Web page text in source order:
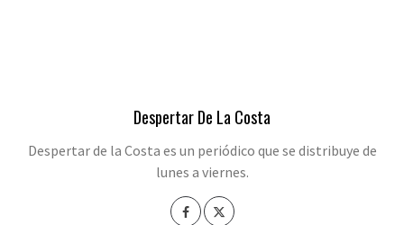
Despertar De La Costa
Despertar de la Costa es un periódico que se distribuye de
lunes a viernes.